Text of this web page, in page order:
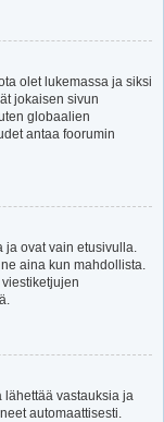
olet lukemassa ja siksi
jokaisen sivun
globaalien
antaa foorumin
ja ovat vain etusivulla.
aina kun mahdollista.
lähettää vastauksia ja
automaattisesti.